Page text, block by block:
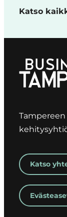
Katso
Katso